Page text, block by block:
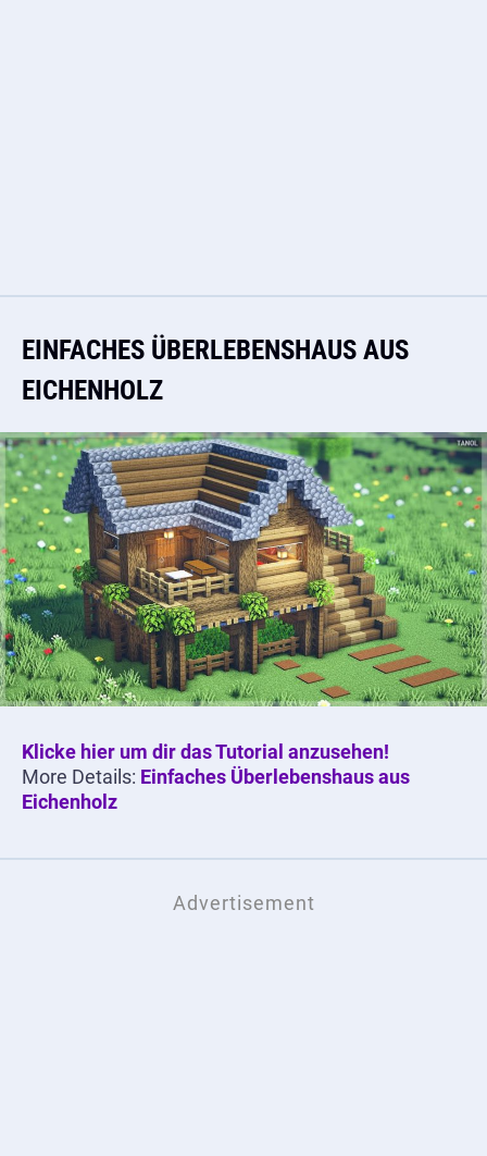
EINFACHES ÜBERLEBENSHAUS AUS
EICHENHOLZ
Klicke hier um dir das Tutorial anzusehen!
More Details: Einfaches Überlebenshaus aus
Eichenholz